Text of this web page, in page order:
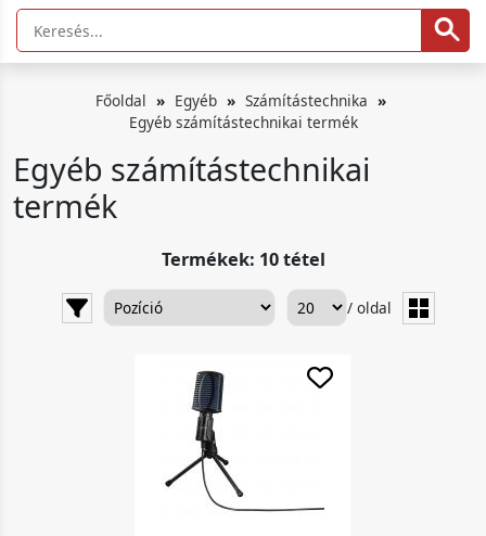
Főoldal Egyéb
Számítástechnika
Egyéb számítástechnikai termék
Egyéb számítástechnikai
termék
Termékek: 10 tétel
/ oldal